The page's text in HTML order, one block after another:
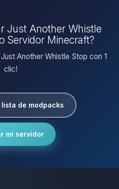
Just Another Whistle
Servidor Minecraft?
Another Whistle Stop con 1
clic!
de modpacks
mi servidor